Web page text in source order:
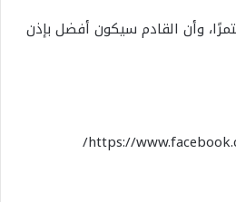
وأن القادم سيكون أفضل بإذن
https://